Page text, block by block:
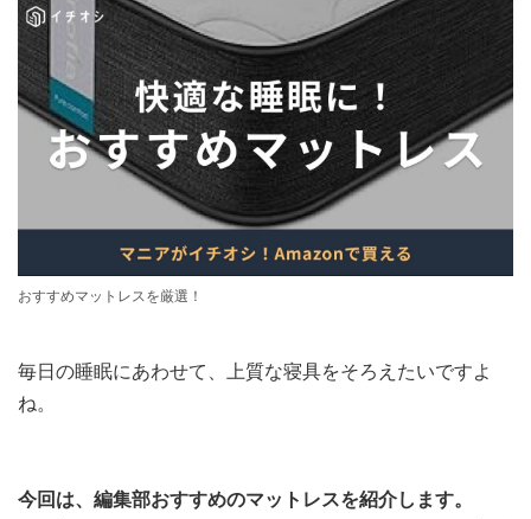
おすすめマットレスを厳選！
毎日の睡眠にあわせて、上質な寝具をそろえたいですよ
ね。
今回は、編集部おすすめのマットレスを紹介します。